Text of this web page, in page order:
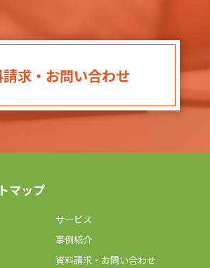
求・お問い合わせ
マップ
サービス
事例紹介
資料請求・お問い合わせ